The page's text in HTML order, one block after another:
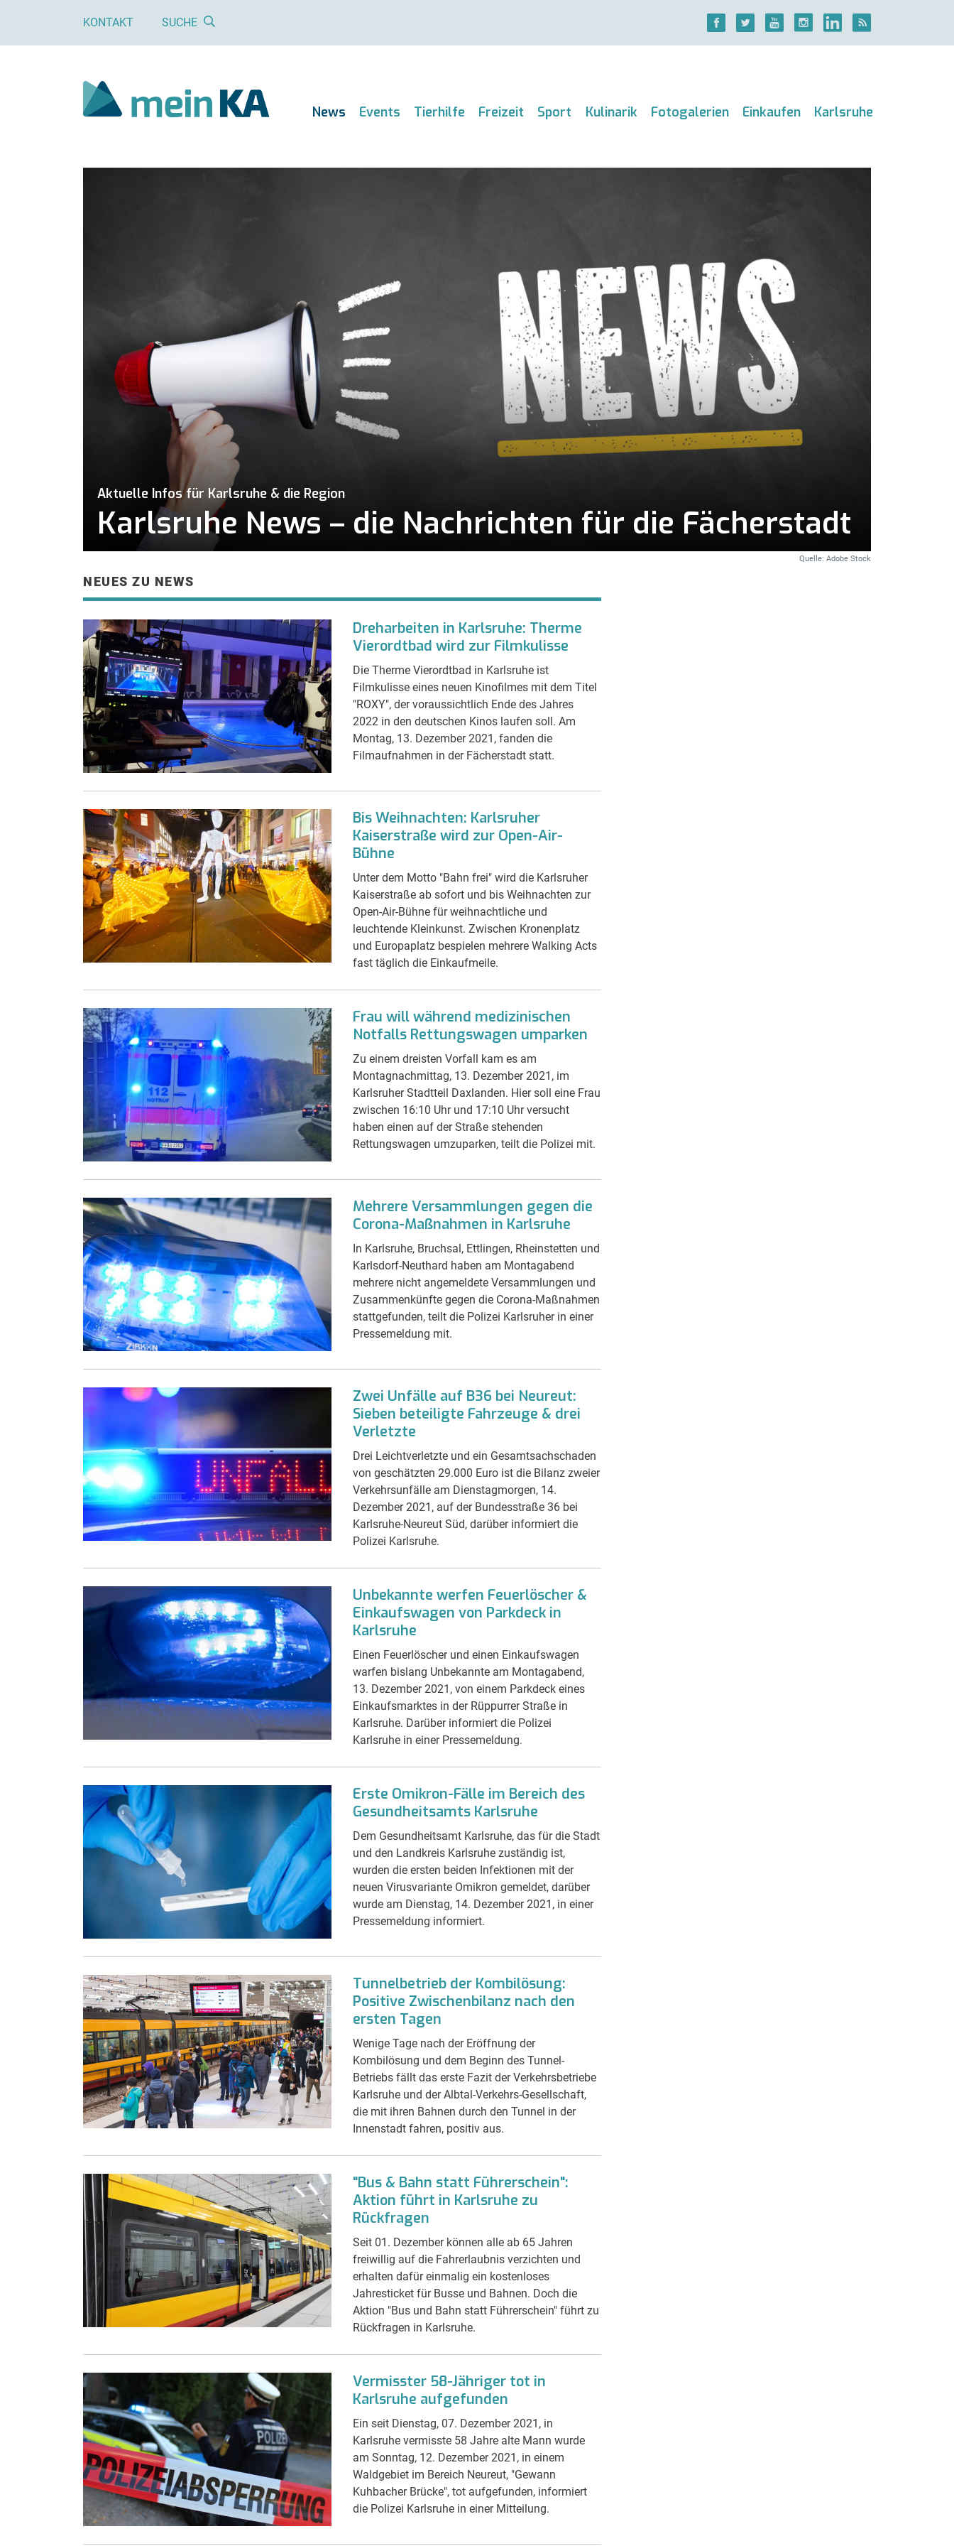
KONTAKT SUCHE
News Events Tierhilfe Freizeit Sport Kulinarik Fotogalerien Einkaufen Karlsruhe
Aktuelle Infos für Karlsruhe & die Region
Karlsruhe News – die Nachrichten für die Fächerstadt
Quelle: Adobe Stock
NEUES ZU NEWS
Dreharbeiten in Karlsruhe: Therme
Vierordtbad wird zur Filmkulisse
Die Therme Vierordtbad in Karlsruhe ist
Filmkulisse eines neuen Kinofilmes mit dem Titel
"ROXY", der voraussichtlich Ende des Jahres
2022 in den deutschen Kinos laufen soll. Am
Montag, 13. Dezember 2021, fanden die
Filmaufnahmen in der Fächerstadt statt.
Bis Weihnachten: Karlsruher
Kaiserstraße wird zur Open-Air-
Bühne
Unter dem Motto "Bahn frei" wird die Karlsruher
Kaiserstraße ab sofort und bis Weihnachten zur
Open-Air-Bühne für weihnachtliche und
leuchtende Kleinkunst. Zwischen Kronenplatz
und Europaplatz bespielen mehrere Walking Acts
fast täglich die Einkaufmeile.
Frau will während medizinischen
Notfalls Rettungswagen umparken
Zu einem dreisten Vorfall kam es am
Montagnachmittag, 13. Dezember 2021, im
Karlsruher Stadtteil Daxlanden. Hier soll eine Frau
zwischen 16:10 Uhr und 17:10 Uhr versucht
haben einen auf der Straße stehenden
Rettungswagen umzuparken, teilt die Polizei mit.
Mehrere Versammlungen gegen die
Corona-Maßnahmen in Karlsruhe
In Karlsruhe, Bruchsal, Ettlingen, Rheinstetten und
Karlsdorf-Neuthard haben am Montagabend
mehrere nicht angemeldete Versammlungen und
Zusammenkünfte gegen die Corona-Maßnahmen
stattgefunden, teilt die Polizei Karlsruher in einer
Pressemeldung mit.
Zwei Unfälle auf B36 bei Neureut:
Sieben beteiligte Fahrzeuge & drei
Verletzte
Drei Leichtverletzte und ein Gesamtsachschaden
von geschätzten 29.000 Euro ist die Bilanz zweier
Verkehrsunfälle am Dienstagmorgen, 14.
Dezember 2021, auf der Bundesstraße 36 bei
Karlsruhe-Neureut Süd, darüber informiert die
Polizei Karlsruhe.
Unbekannte werfen Feuerlöscher &
Einkaufswagen von Parkdeck in
Karlsruhe
Einen Feuerlöscher und einen Einkaufswagen
warfen bislang Unbekannte am Montagabend,
13. Dezember 2021, von einem Parkdeck eines
Einkaufsmarktes in der Rüppurrer Straße in
Karlsruhe. Darüber informiert die Polizei
Karlsruhe in einer Pressemeldung.
Erste Omikron-Fälle im Bereich des
Gesundheitsamts Karlsruhe
Dem Gesundheitsamt Karlsruhe, das für die Stadt
und den Landkreis Karlsruhe zuständig ist,
wurden die ersten beiden Infektionen mit der
neuen Virusvariante Omikron gemeldet, darüber
wurde am Dienstag, 14. Dezember 2021, in einer
Pressemeldung informiert.
Tunnelbetrieb der Kombilösung:
Positive Zwischenbilanz nach den
ersten Tagen
Wenige Tage nach der Eröffnung der
Kombilösung und dem Beginn des Tunnel-
Betriebs fällt das erste Fazit der Verkehrsbetriebe
Karlsruhe und der Albtal-Verkehrs-Gesellschaft,
die mit ihren Bahnen durch den Tunnel in der
Innenstadt fahren, positiv aus.
"Bus & Bahn statt Führerschein":
Aktion führt in Karlsruhe zu
Rückfragen
Seit 01. Dezember können alle ab 65 Jahren
freiwillig auf die Fahrerlaubnis verzichten und
erhalten dafür einmalig ein kostenloses
Jahresticket für Busse und Bahnen. Doch die
Aktion "Bus und Bahn statt Führerschein" führt zu
Rückfragen in Karlsruhe.
Vermisster 58-Jähriger tot in
Karlsruhe aufgefunden
Ein seit Dienstag, 07. Dezember 2021, in
Karlsruhe vermisste 58 Jahre alte Mann wurde
am Sonntag, 12. Dezember 2021, in einem
Waldgebiet im Bereich Neureut, "Gewann
Kuhbacher Brücke", tot aufgefunden, informiert
die Polizei Karlsruhe in einer Mitteilung.